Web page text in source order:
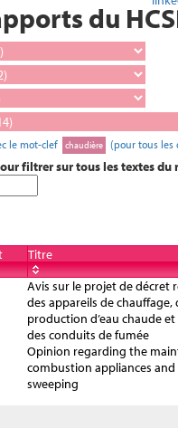
du
le mot-clef chaudière (pour tous les
filtrer sur tous les textes du
Titre
Avis sur le projet de décret
des appareils de chauffage,
production d’eau chaude
des conduits de fumée
Opinion regarding the
combustion appliances
sweeping